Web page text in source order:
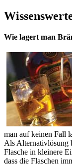
Wie lagert man
man auf keinen Fall
Als Alternativlösung
Flasche in kleinere
dass die Flaschen